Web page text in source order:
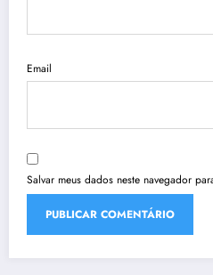
Email
Salvar meus dados neste navegador